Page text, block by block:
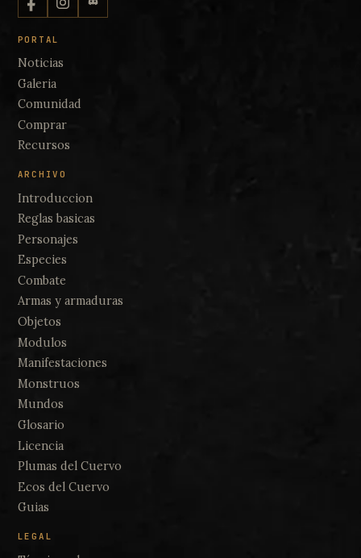
PORTAL
Noticias
Galeria
Comunidad
Comprar
Recursos
ARCHIVO
Introduccion
Reglas basicas
Personajes
Especies
Combate
Armas y armaduras
Objetos
Modulos
Manifestaciones
Monstruos
Mundos
Glosario
Licencia
Plumas del Cuervo
Ecos del Cuervo
Guias
LEGAL